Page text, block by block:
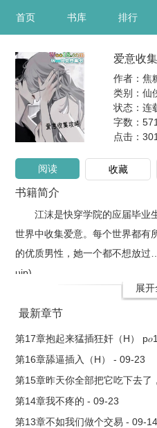
首页 书库 排行
爱意收
作者：焦
类别：仙
状态：连
字数：
点击：
阅读 收藏
书籍简介
江沫是快穿学院的应届毕业
世界中收集爱意。每个世界都有
的优质男性，她一个都不想放
υip)
展
最新章节
第17章抱起来猛插狂奸（H）
第16章舔逼插入（H） - 09-23
第15章昨天你全部把它吃下去了
第14章我不疼的 - 09-23
第13章不如我们做个交易 - 09-14